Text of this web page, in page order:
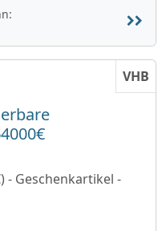
VHB
- Geschenkartikel -